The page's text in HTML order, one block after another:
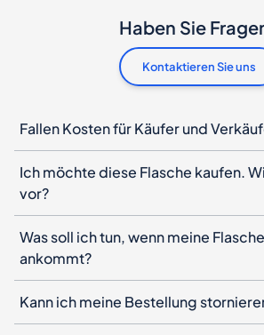
Haben Sie
Kontaktieren Sie uns
Fallen Kosten für Käufer und
Ich möchte diese Flasche kaufen.
vor?
Was soll ich tun, wenn meine
ankommt?
Kann ich meine Bestellung